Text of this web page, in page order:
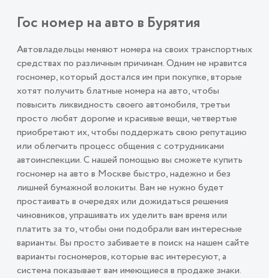
Гос номер на авто в Бурятия
Автовладельцы меняют номера на своих транспортных
средствах по различным причинам. Одним не нравится
госномер, который достался им при покупке, вторые
хотят получить блатные номера на авто, чтобы
повысить ликвидность своего автомобиля, третьи
просто любят дорогие и красивые вещи, четвертые
приобретают их, чтобы поддержать свою репутацию
или облегчить процесс общения с сотрудниками
автоинспекции. С нашей помощью вы сможете купить
госномер на авто в Москве быстро, надежно и без
лишней бумажной волокиты. Вам не нужно будет
простаивать в очередях или дожидаться решения
чиновников, упрашивать их уделить вам время или
платить за то, чтобы они подобрали вам интересные
варианты. Вы просто забиваете в поиск на нашем сайте
варианты госномеров, которые вас интересуют, а
система показывает вам имеющиеся в продаже знаки.